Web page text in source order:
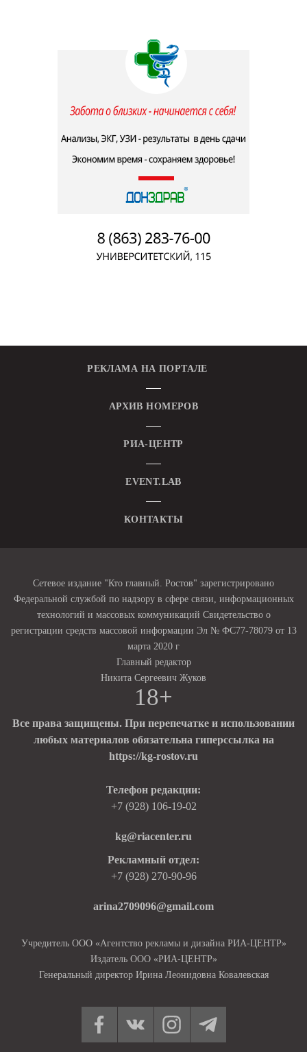
РЕКЛАМА НА ПОРТАЛЕ
АРХИВ НОМЕРОВ
РИА-ЦЕНТР
EVENT.LAB
КОНТАКТЫ
Сетевое издание "Кто главный. Ростов" зарегистрировано
Федеральной службой по надзору в сфере связи, информационных
технологий и массовых коммуникаций Свидетельство о
регистрации средств массовой информации Эл № ФС77-78079 от 13
марта 2020 г
Главный редактор
Никита Сергеевич Жуков
18+
Все права защищены. При перепечатке и использовании
любых материалов обязательна гиперссылка на
https://kg-rostov.ru
Телефон редакции:
+7 (928) 106-19-02
kg@riacenter.ru
Рекламный отдел:
+7 (928) 270-90-96
arina2709096@gmail.com
Учредитель ООО «Агентство рекламы и дизайна РИА-ЦЕНТР»
Издатель ООО «РИА-ЦЕНТР»
Генеральный директор Ирина Леонидовна Ковалевская